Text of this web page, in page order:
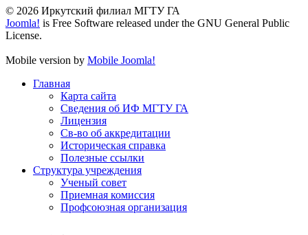
© 2026 Иркутский филиал МГТУ ГА
Joomla! is Free Software released under the GNU General Public
License.
Mobile version by Mobile Joomla!
Главная
Карта сайта
Сведения об ИФ МГТУ ГА
Лицензия
Св-во об аккредитации
Историческая справка
Полезные ссылки
Структура учреждения
Ученый совет
Приемная комиссия
Профсоюзная организация